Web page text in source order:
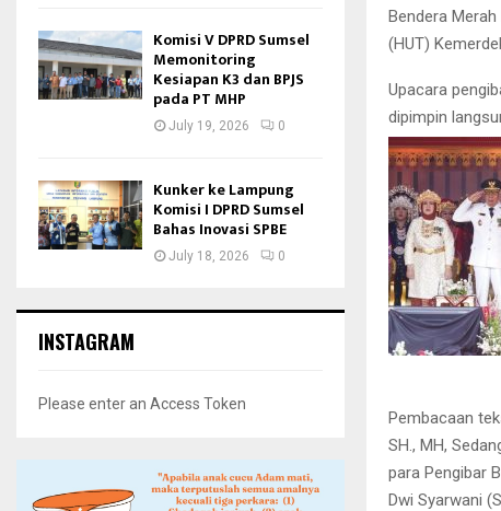
Bendera
(HUT)
Upacara
dipimpin
Pembacaan
SH., MH,
para Pengibar
Dwi Syarwani
Komisi V DPRD Sumsel
Memonitoring
Kesiapan K3 dan BPJS
pada PT MHP
July 19, 2026 0
Kunker ke Lampung
Komisi I DPRD Sumsel
Bahas Inovasi SPBE
July 18, 2026 0
INSTAGRAM
Please enter an Access Token